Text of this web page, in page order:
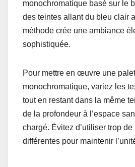
monochromatique basé sur le
des teintes allant du bleu clair
méthode crée une ambiance
sophistiquée.
Pour mettre en œuvre une
monochromatique, variez les
tout en restant dans la même
de la profondeur à l’espace
chargé. Évitez d’utiliser trop
différentes pour maintenir